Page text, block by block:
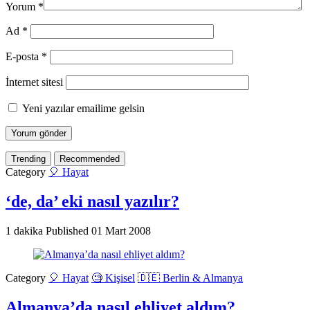
Yorum *
Ad *
E-posta *
İnternet sitesi
Yeni yazılar emailime gelsin
Trending Recommended
Category 🎈 Hayat
‘de, da’ eki nasıl yazılır?
1 dakika Published 01 Mart 2008
Category 🎈 Hayat 🧐 Kişisel 🇩🇪 Berlin & Almanya